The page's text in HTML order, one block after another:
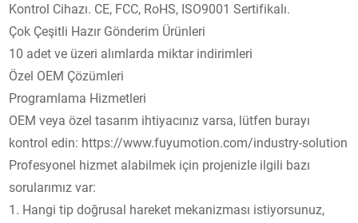
Kontrol Cihazı. CE, FCC, RoHS, ISO9001 Sertifikalı.
Çok Çeşitli Hazır Gönderim Ürünleri
10 adet ve üzeri alımlarda miktar indirimleri
Özel OEM Çözümleri
Programlama Hizmetleri
OEM veya özel tasarım ihtiyacınız varsa, lütfen burayı
kontrol edin: https://www.fuyumotion.com/industry-solution
Profesyonel hizmet alabilmek için projenizle ilgili bazı
sorularımız var:
1. Hangi tip doğrusal hareket mekanizması istiyorsunuz,